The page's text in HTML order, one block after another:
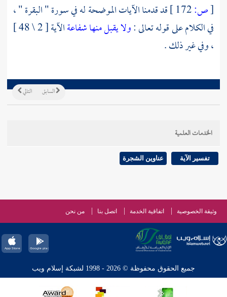
[ص:
قد قدمنا الآيات الموضحة له في سورة " البقرة " ،
في الكلام على قوله تعالى :ولا يقبل منها شفاعة
الآية [ 2 \ 48 ]
، وفي غير ذلك .
التالي السابق
الخدمات العلمية
تفسير الآية عناوين الشجرة
وثيقة الخصوصية اتفاقية الخدمة اتصل بنا من نحن
جميع الحقوق محفوظة © 2026 - 1998 لشبكة إسلام ويب